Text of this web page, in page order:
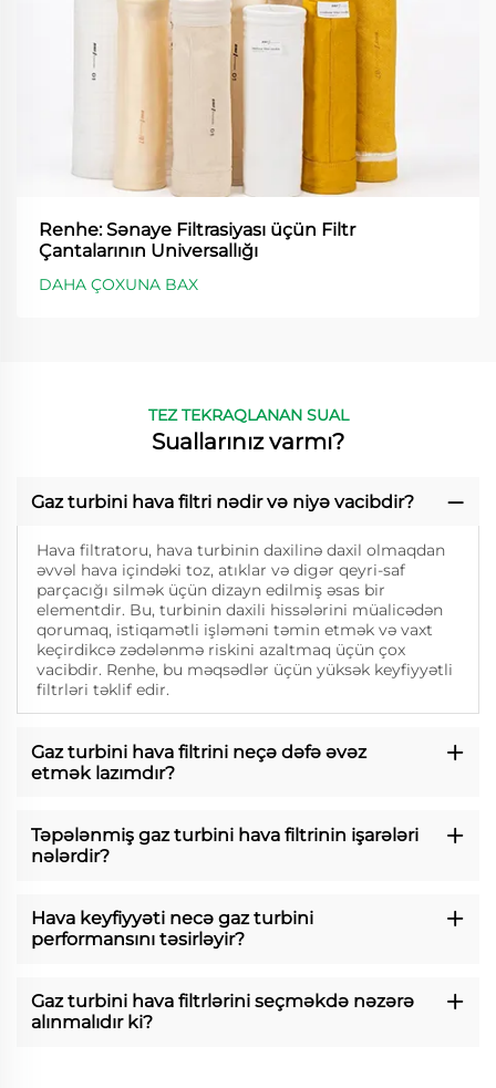
Renhe: Sənaye Filtrasiyası üçün Filtr
Çantalarının Universallığı
DAHA ÇOXUNA BAX
TEZ TEKRAQLANAN SUAL
Suallarınız varmı?
Gaz turbini hava filtri nədir və niyə vacibdir?
Hava filtratoru, hava turbinin daxilinə daxil olmaqdan
əvvəl hava içindəki toz, atıklar və digər qeyri-saf
parçacığı silmək üçün dizayn edilmiş əsas bir
elementdir. Bu, turbinin daxili hissələrini müalicədən
qorumaq, istiqamətli işləməni təmin etmək və vaxt
keçirdikcə zədələnmə riskini azaltmaq üçün çox
vacibdir. Renhe, bu məqsədlər üçün yüksək keyfiyyətli
filtrləri təklif edir.
Gaz turbini hava filtrini neçə dəfə əvəz
etmək lazımdır?
Təpələnmiş gaz turbini hava filtrinin işarələri
nələrdir?
Hava keyfiyyəti necə gaz turbini
performansını təsirləyir?
Gaz turbini hava filtrlərini seçməkdə nəzərə
alınmalıdır ki?